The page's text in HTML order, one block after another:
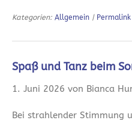
Kategorien: Allgemein | Permalink
Spaß und Tanz beim
1. Juni 2026 von Bianca
Bei strahlender Stimmung